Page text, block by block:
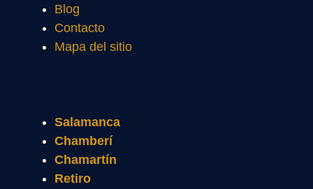
Blog
Contacto
Mapa del sitio
Salamanca
Chamberí
Chamartín
Retiro